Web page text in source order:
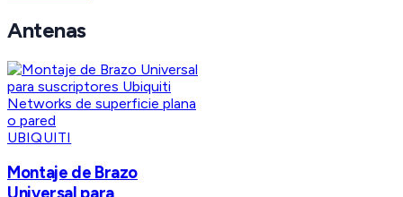
Antenas
UBIQUITI
Montaje de Brazo